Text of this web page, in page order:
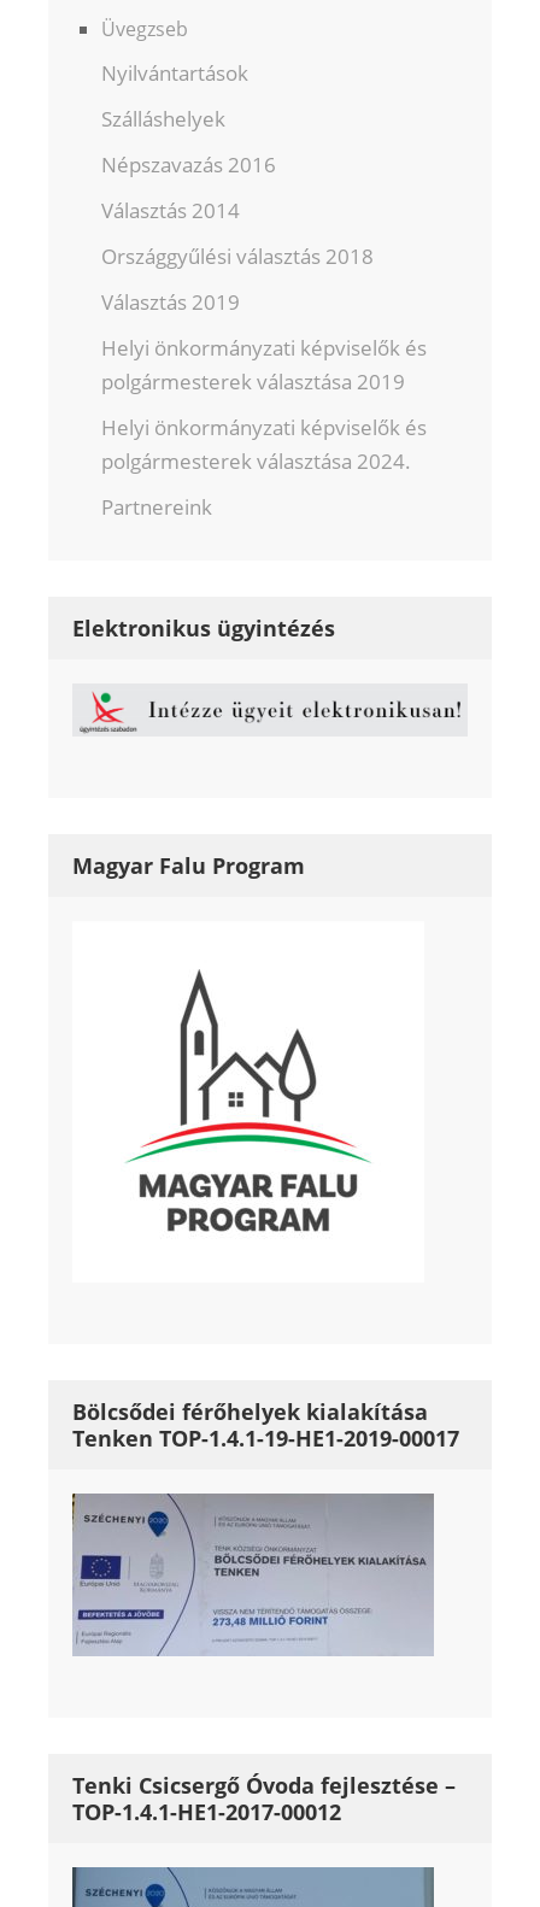
Üvegzseb
Nyilvántartások
Szálláshelyek
Népszavazás 2016
Választás 2014
Országgyűlési választás 2018
Választás 2019
Helyi önkormányzati képviselők és
polgármesterek választása 2019
Helyi önkormányzati képviselők és
polgármesterek választása 2024.
Partnereink
Elektronikus ügyintézés
Magyar Falu Program
Bölcsődei férőhelyek kialakítása
Tenken TOP-1.4.1-19-HE1-2019-00017
Tenki Csicsergő Óvoda fejlesztése –
TOP-1.4.1-HE1-2017-00012